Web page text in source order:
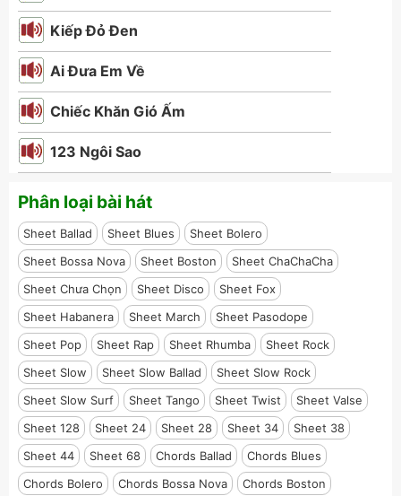
Kiếp Đỏ Đen
Ai Đưa Em Về
Chiếc Khăn Gió Ấm
123 Ngôi Sao
Phân loại bài hát
Sheet Ballad Sheet Blues
Sheet Bolero
Sheet Bossa Nova
Sheet Boston
Sheet ChaChaCha
Sheet Chưa Chọn
Sheet Disco
Sheet Fox
Sheet Habanera
Sheet March
Sheet Pasodope
Sheet Pop
Sheet Rap Sheet Rhumba
Sheet Rock
Sheet Slow
Sheet Slow Ballad
Sheet Slow Rock
Sheet Slow Surf
Sheet Tango Sheet Twist
Sheet Valse
Sheet 128
Sheet 24 Sheet 28 Sheet 34
Sheet 38
Sheet 44
Sheet 68 Chords Ballad
Chords Blues
Chords Bolero
Chords Bossa Nova
Chords Boston